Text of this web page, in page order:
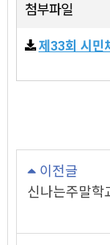
첨부파일
제33회 시민
이전글
신나는주말학